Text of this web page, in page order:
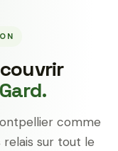
comme
sur tout le